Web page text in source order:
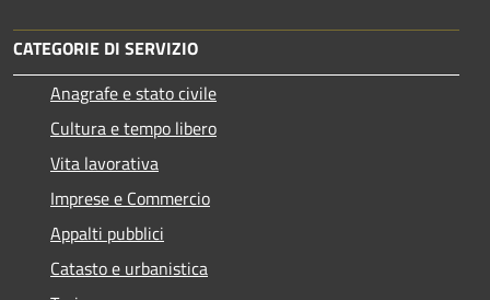
CATEGORIE DI SERVIZIO
Anagrafe e stato civile
Cultura e tempo libero
Vita lavorativa
Imprese e Commercio
Appalti pubblici
Catasto e urbanistica